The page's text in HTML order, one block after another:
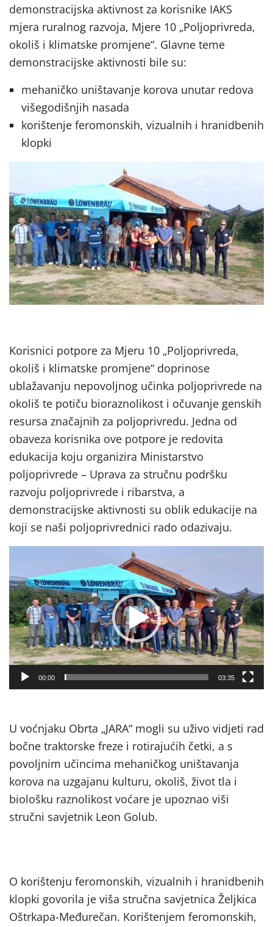
demonstracijska aktivnost za korisnike IAKS
mjera ruralnog razvoja, Mjere 10 „Poljoprivreda,
okoliš i klimatske promjene“. Glavne teme
demonstracijske aktivnosti bile su:
mehaničko uništavanje korova unutar redova
višegodišnjih nasada
korištenje feromonskih, vizualnih i hranidbenih
klopki
Korisnici potpore za Mjeru 10 „Poljoprivreda,
okoliš i klimatske promjene“ doprinose
ublažavanju nepovoljnog učinka poljoprivrede na
okoliš te potiču bioraznolikost i očuvanje genskih
resursa značajnih za poljoprivredu. Jedna od
obaveza korisnika ove potpore je redovita
edukacija koju organizira Ministarstvo
poljoprivrede – Uprava za stručnu podršku
razvoju poljoprivrede i ribarstva, a
demonstracijske aktivnosti su oblik edukacije na
koji se naši poljoprivrednici rado odazivaju.
videozapisa
00:00 03:35
U voćnjaku Obrta „JARA“ mogli su uživo vidjeti rad
bočne traktorske freze i rotirajućih četki, a s
povoljnim učincima mehaničkog uništavanja
korova na uzgajanu kulturu, okoliš, život tla i
biološku raznolikost voćare je upoznao viši
stručni savjetnik Leon Golub.
O korištenju feromonskih, vizualnih i hranidbenih
klopki govorila je viša stručna savjetnica Željkica
Oštrkapa-Međurečan. Korištenjem feromonskih,